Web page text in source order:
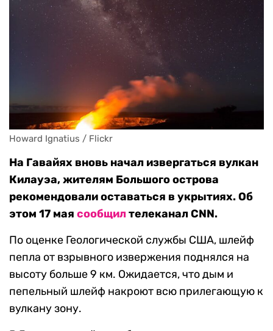
Howard Ignatius / Flickr
На Гавайях вновь начал извергаться вулкан
Килауэа, жителям Большого острова
рекомендовали оставаться в укрытиях. Об
этом 17 мая сообщилтелеканал CNN.
По оценке Геологической службы США, шлейф
пепла от взрывного извержения поднялся на
высоту больше 9 км. Ожидается, что дым и
пепельный шлейф накроют всю прилегающую к
вулкану зону.